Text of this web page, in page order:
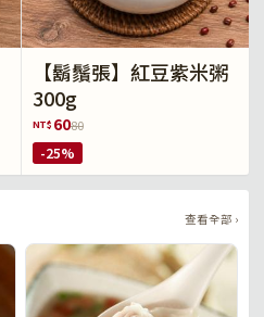
【鬍鬚張】紅豆紫米粥
300g
NT$ 6080
-25%
查看全部 ›